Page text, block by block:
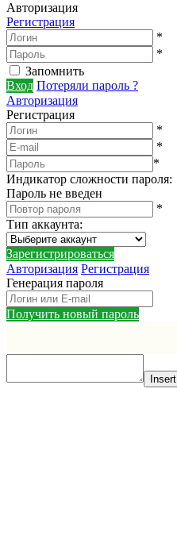
Авторизация
Регистрация
*
*
Запомнить
Вход Потеряли пароль ?
Авторизация
Регистрация
*
*
*
Индикатор сложности пароля:
Пароль не введен
*
Тип аккаунта:
Зарегистрироваться
Авторизация Регистрация
Генерация пароля
Получить новый пароль
Insert